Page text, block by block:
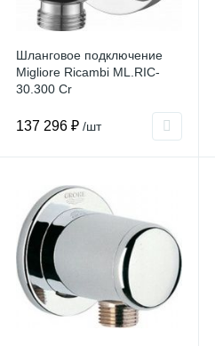
Шланговое подключение
Migliore Ricambi ML.RIC-
30.300 Cr
137 296 ₽ /шт